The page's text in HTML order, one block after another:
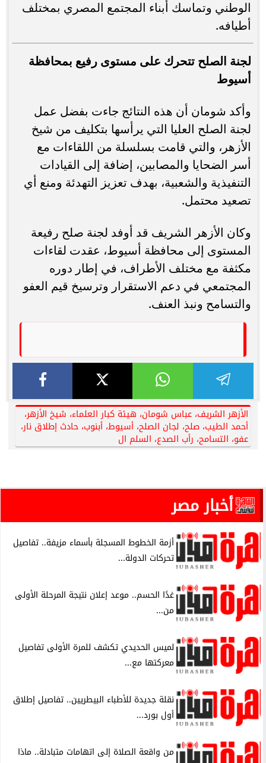
الوطني وتماسك أبناء المجتمع المصري بمختلف
أطيافه.
لجنة الصلح تتحرك على مستوى رفيع بمحافظة
أسيوط
وأكد شومان أن هذه النتائج جاءت بفضل عمل
لجنة الصلح العليا التي يرأسها بتكليف من شيخ
الأزهر، والتي قامت بسلسلة من اللقاءات مع
أسر الضحايا والمصابين، إضافة إلى القيادات
التنفيذية والشعبية، بهدف تعزيز التهدئة ومنع أي
تصعيد محتمل.
وكان الأزهر الشريف قد أوفد لجنة صلح رفيعة
المستوى إلى محافظة أسيوط، عقدت لقاءات
مكثفة مع مختلف الأطراف، في إطار دوره
المجتمعي في دعم الاستقرار وترسيخ قيم العفو
والتسامح ونبذ العنف.
الأزهر الشريف، عباس شومان، هيئة كبار العلماء، شيخ الأزهر،
أحمد الطيب، صلح، لجان الصلح، أسيوط، أبنوب، حادث إطلاق نار،
عفو، التسامح، رأب الصدع، السلم ال
أخبار مصر
أزمة الخطوط المسجلة بأسماء مزيفة.. تفاصيل
تحركات الدولة...
غدًا الحسم.. موعد إعلان نتيجة المرحلة الأولى
من...
لميس الحديدي تكشف للمرة الأولى تفاصيل
معركتها مع...
نقلة جديدة للأطباء البيطريين.. تفاصيل إطلاق
أول بورد...
من واقعة الصلاة إلى اتهامات متبادلة.. ماذا